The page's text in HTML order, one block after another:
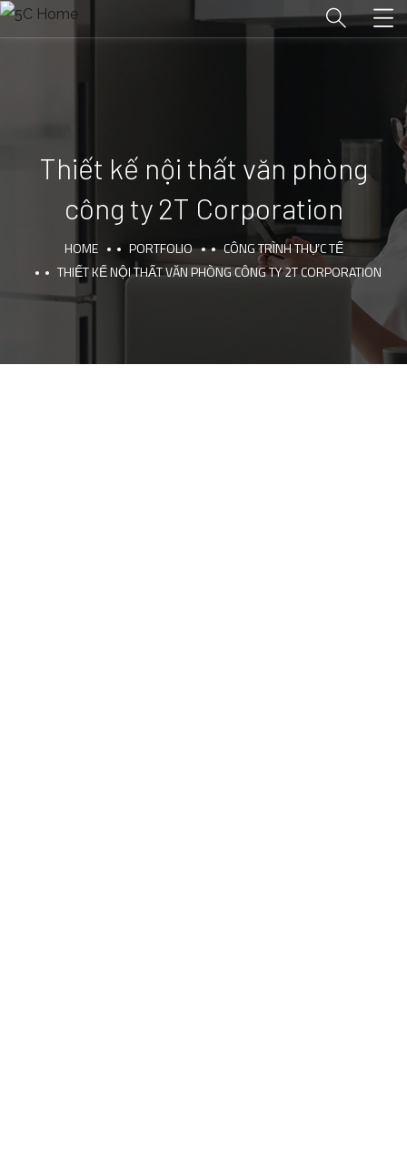
Thiết kế nội thất văn phòng
công ty 2T Corporation
HOME PORTFOLIO
CÔNG TRÌNH THỰC TẾ
THIẾT KẾ NỘI THẤT VĂN PHÒNG CÔNG TY 2T CORPORATION